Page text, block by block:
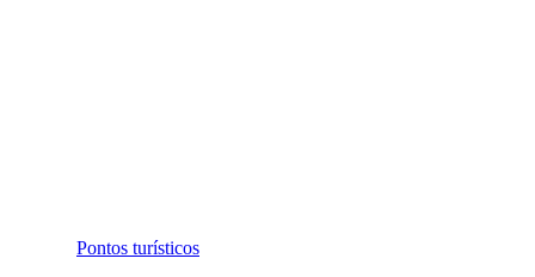
Pontos turísticos